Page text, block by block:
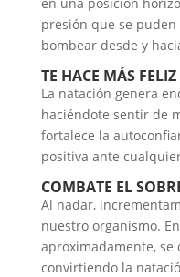
presión que se
bombear desde y
TE HACE MÁS FELIZ
La natación genera
haciéndote sentir de
fortalece la
positiva ante
COMBATE EL
Al nadar,
nuestro organismo.
aproximadamente, se
convirtiendo la